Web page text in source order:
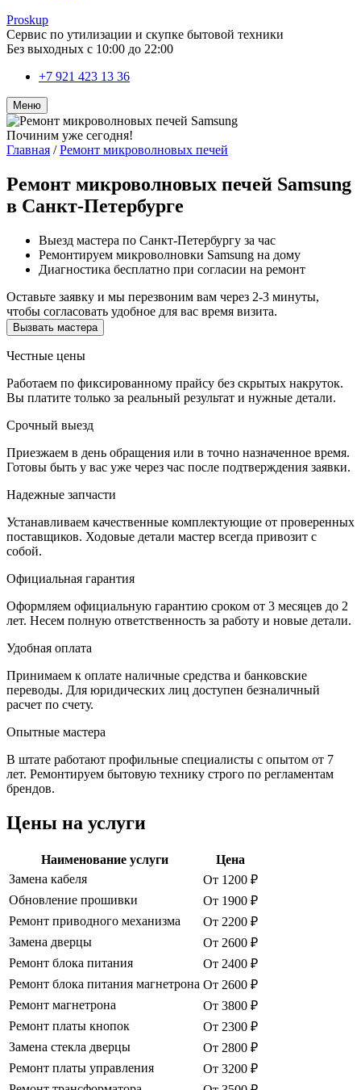
Proskup
Сервис по утилизации и скупке бытовой техники
Без выходных с 10:00 до 22:00
+7 921 423 13 36
Меню
Починим уже сегодня!
Главная / Ремонт микроволновых печей
Ремонт микроволновых печей Samsung
в Санкт-Петербурге
Выезд мастера по Санкт-Петербургу за час
Ремонтируем микроволновки Samsung на дому
Диагностика бесплатно при согласии на ремонт
Оставьте заявку и мы перезвоним вам через 2-3 минуты,
чтобы согласовать удобное для вас время визита.
Вызвать мастера
Честные цены
Работаем по фиксированному прайсу без скрытых накруток.
Вы платите только за реальный результат и нужные детали.
Срочный выезд
Приезжаем в день обращения или в точно назначенное время.
Готовы быть у вас уже через час после подтверждения заявки.
Надежные запчасти
Устанавливаем качественные комплектующие от проверенных
поставщиков. Ходовые детали мастер всегда привозит с
собой.
Официальная гарантия
Оформляем официальную гарантию сроком от 3 месяцев до 2
лет. Несем полную ответственность за работу и новые детали.
Удобная оплата
Принимаем к оплате наличные средства и банковские
переводы. Для юридических лиц доступен безналичный
расчет по счету.
Опытные мастера
В штате работают профильные специалисты с опытом от 7
лет. Ремонтируем бытовую технику строго по регламентам
брендов.
Цены на услуги
Наименование услуги
Цена
Замена кабеля
От 1200 ₽
Обновление прошивки
От 1900 ₽
Ремонт приводного механизма
От 2200 ₽
Замена дверцы
От 2600 ₽
Ремонт блока питания
От 2400 ₽
Ремонт блока питания магнетрона От 2600 ₽
Ремонт магнетрона
От 3800 ₽
Ремонт платы кнопок
От 2300 ₽
Замена стекла дверцы
От 2800 ₽
Ремонт платы управления
От 3200 ₽